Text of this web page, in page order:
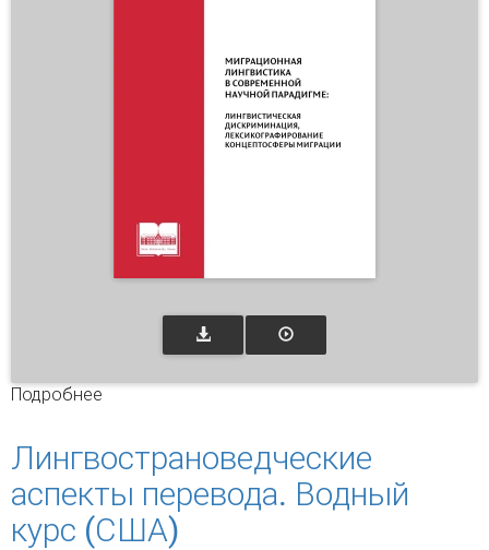
Подробнее
концептосферы миграции
Лингвострановедческие
аспекты перевода. Водный
курс (США)